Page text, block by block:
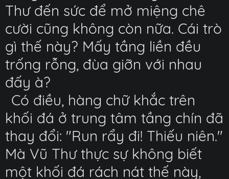
Thư đến sức để mở miệng chê
cười cũng không còn nữa. Cái trò
gì thế này? Mấy tầng liền đều
trống rỗng, đùa giỡn với nhau
đấy à?
Có điều, hàng chữ khắc trên
khối đá ở trung tâm tầng chín đã
thay đổi: "Run rẩy đi! Thiếu niên."
Mà Vũ Thư thực sự không biết
một khối đá rách nát thế này,